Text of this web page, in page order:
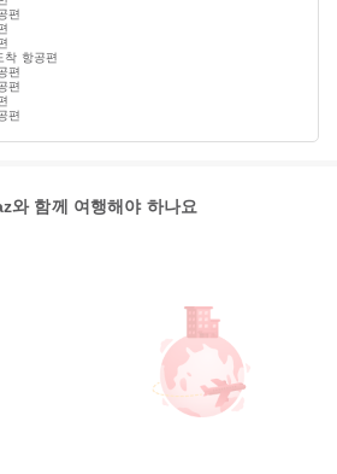
편
착 항공편
편
편
편
와 함께 여행해야 하나요